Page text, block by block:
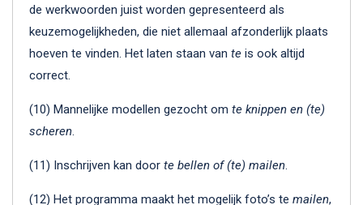
de werkwoorden juist worden gepresenteerd als
keuzemogelijkheden, die niet allemaal afzonderlijk plaats
hoeven te vinden. Het laten staan van te is ook altijd
correct.
(10) Mannelijke modellen gezocht om te knippen en (te)
scheren.
(11) Inschrijven kan door te bellen of (te) mailen.
(12) Het programma maakt het mogelijk foto’s te mailen,